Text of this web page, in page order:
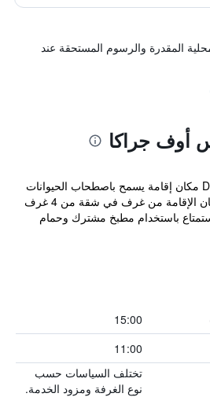
المقدرة والرسوم المستحقة عند
أوف جراكا
يوفر Divine House of Graça مكان إقامة يسمح باصطحاب الحيوانات
الأليفة في لشبونة. يتكون مكان الإقامة من غرف في شقة من 4 غرف
باستخدام مطبخ مشترك وحمام
15:00
11:00
تختلف السياسات حسب
نوع الغرفة ومزود الخدمة.